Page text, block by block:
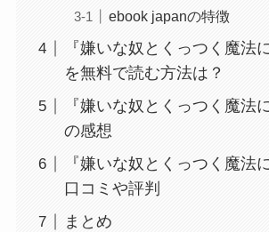
ebook japanの特徴
『嫌いな奴とくっつく魔法
を無料で読む方法は？
『嫌いな奴とくっつく魔法
の感想
『嫌いな奴とくっつく魔法
口コミや評判
まとめ